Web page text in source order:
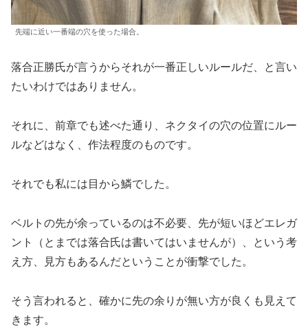
先端に近い一番端の穴を使った場合。
落合正勝氏が言うからそれが一番正しいルールだ、と言い
たいわけではありません。
それに、前章でも述べた通り、ネクタイの穴の位置にルー
ルなどはなく、作法程度のものです。
それでも私には目から鱗でした。
ベルトの先が余っているのは不必要、先が短いほどエレガ
ント（とまでは落合氏は書いてはいませんが）、という考
え方、見方もあるんだということが衝撃でした。
そう言われると、確かに先の余りが無い方が良くも見えて
きます。